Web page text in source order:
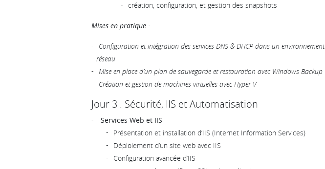
création, configuration, et gestion des snapshots
Mises en pratique :
Configuration et intégration des services DNS & DHCP dans un environnement
réseau
Mise en place d’un plan de sauvegarde et restauration avec Windows Backup
Création et gestion de machines virtuelles avec Hyper-V
Jour 3 : Sécurité, IIS et Automatisation
Services Web et IIS
Présentation et installation d’IIS (Internet Information Services)
Déploiement d’un site web avec IIS
Configuration avancée d’IIS